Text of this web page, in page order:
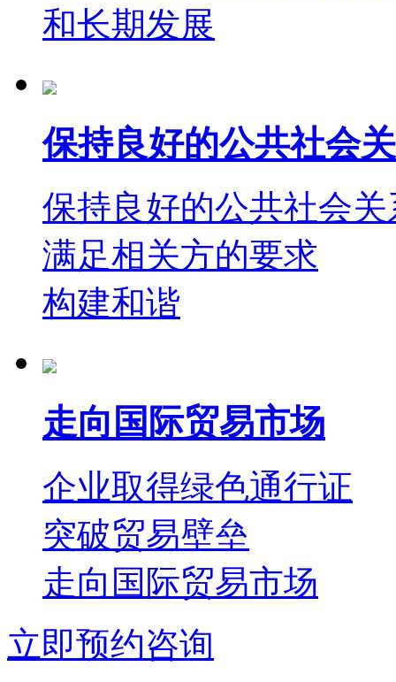
和长期发展
保持良好的公共社会
保持良好的公共社会关
满足相关方的要求
构建和谐
走向国际贸易市场
企业取得绿色通行证
突破贸易壁垒
走向国际贸易市场
立即预约咨询